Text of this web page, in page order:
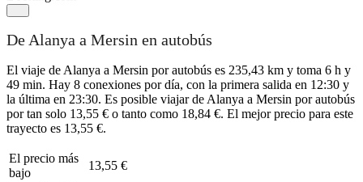
De Alanya a Mersin en autobús
El viaje de Alanya a Mersin por autobús es 235,43 km y toma 6 h y
49 min. Hay 8 conexiones por día, con la primera salida en 12:30 y
la última en 23:30. Es posible viajar de Alanya a Mersin por autobús
por tan solo 13,55 € o tanto como 18,84 €. El mejor precio para este
trayecto es 13,55 €.
El precio más
bajo
13,55 €